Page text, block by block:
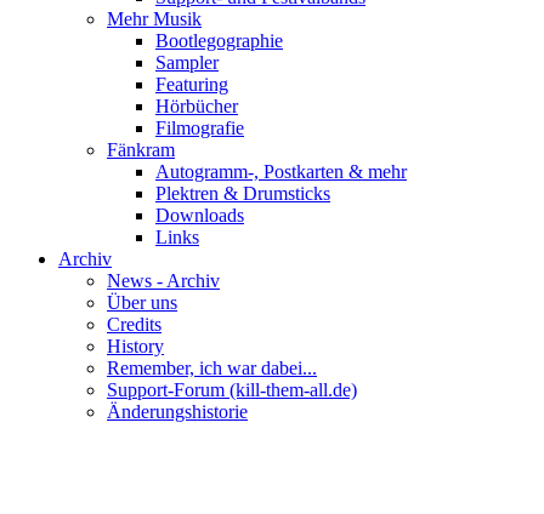
Mehr Musik
Bootlegographie
Sampler
Featuring
Hörbücher
Filmografie
Fänkram
Autogramm-, Postkarten & mehr
Plektren & Drumsticks
Downloads
Links
Archiv
News - Archiv
Über uns
Credits
History
Remember, ich war dabei...
Support-Forum (kill-them-all.de)
Änderungshistorie